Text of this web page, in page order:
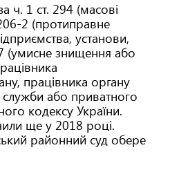
ч. 1 ст. 294 (масові
2 (протиправне
установи,
(умисне знищення або
працівника органу
або приватного
кодексу України.
ще у 2018 році.
районний суд обере